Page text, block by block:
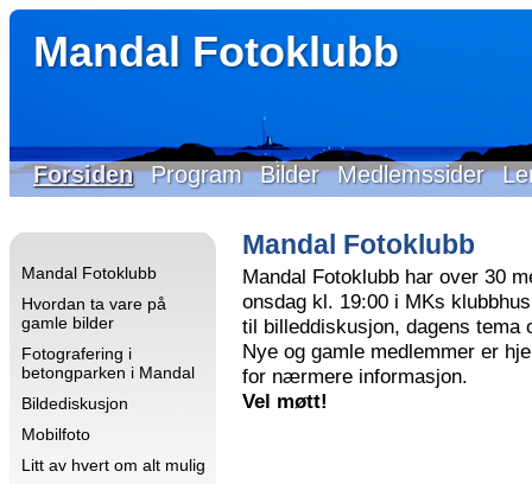
Mandal Fotoklubb
Forsiden Program Bilder Medlemssider
Mandal Fotoklubb
Hvordan ta vare på
gamle bilder
Fotografering i
betongparken i Mandal
Bildediskusjon
Mobilfoto
Litt av hvert om alt mulig
Mandal Fotoklubb
Mandal Fotoklubb har over 30
onsdag kl. 19:00 i MKs
til billeddiskusjon, dagens
Nye og gamle medlemmer er
for nærmere informasjon.
Vel møtt!